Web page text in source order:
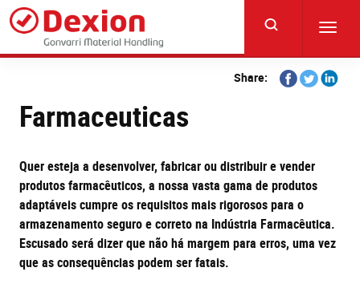
Skip
main
content
Share:
Share
on
Share
on
Share
Farmaceuticas
Quer esteja a desenvolver, fabricar ou distribuir e vender
produtos farmacêuticos, a nossa vasta gama de produtos
adaptáveis cumpre os requisitos mais rigorosos para o
armazenamento seguro e correto na Indústria Farmacêutica.
Escusado será dizer que não há margem para erros, uma vez
que as consequências podem ser fatais.